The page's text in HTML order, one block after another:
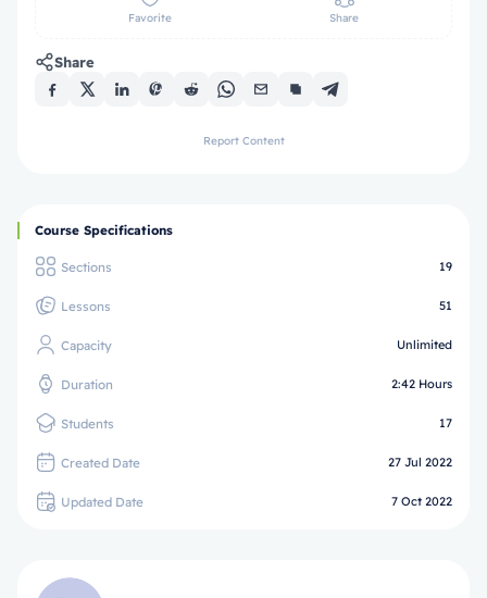
Favorite Share
Share
Report Content
Course Specifications
Sections 19
Lessons 51
Capacity Unlimited
Duration 2:42 Hours
Students 17
Created Date 27 Jul 2022
Updated Date 7 Oct 2022